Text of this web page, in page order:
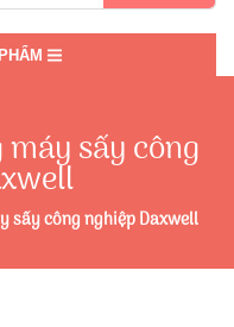
sấy công
sấy công nghiệp Daxwell